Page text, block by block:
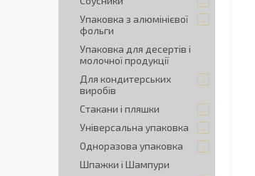
Упаковка з алюмінієвої
фольги
Упаковка для десертів і
молочної продукції
Для кондитерських
виробів
Стакани і пляшки
Універсальна упаковка
Одноразова упаковка
Шпажки і Шампури